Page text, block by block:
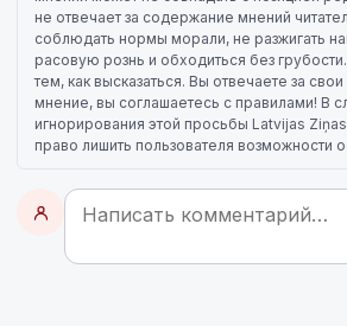
не отвечает за содержание мнений
соблюдать нормы морали, не разжигать
расовую рознь и обходиться без
тем, как высказаться. Вы отвечаете за
мнение, вы соглашаетесь с правилами! В
игнорирования этой просьбы Latvijas
право лишить пользователя возможности